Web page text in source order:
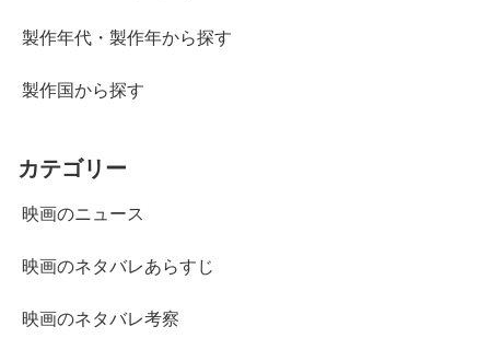
製作年代・製作年から探す
製作国から探す
カテゴリー
映画のニュース
映画のネタバレあらすじ
映画のネタバレ考察